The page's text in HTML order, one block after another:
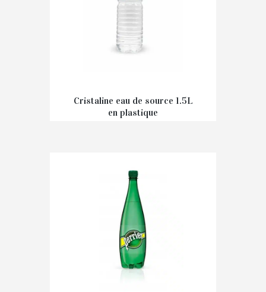
Cristaline eau de source 1.5L
en plastique